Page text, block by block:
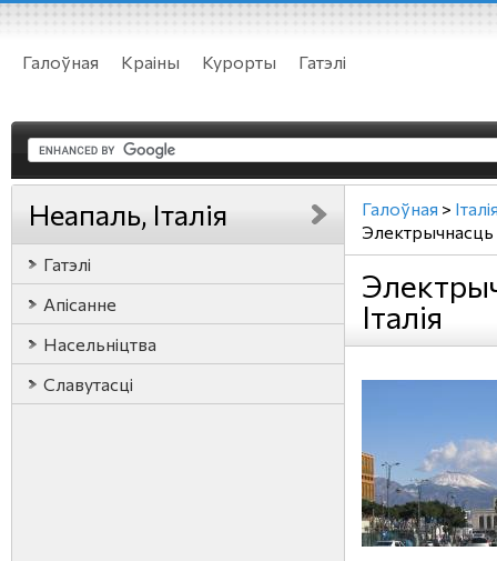
Галоўная Краіны Курорты Гатэлі
Неапаль, Італія
Гатэлі
Апісанне
Насельніцтва
Славутасці
Галоўная >
Электрычнасць
Італія